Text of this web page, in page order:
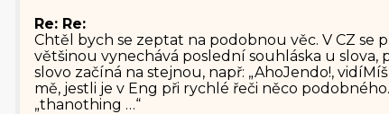
Re: Re:
Chtěl bych se zeptat na podobnou věc. V CZ se
většinou vynechává poslední souhláska u
slovo začíná na stejnou, např: „AhoJendo!,
mě, jestli je v Eng při rychlé řeči něco
„thanothing …“